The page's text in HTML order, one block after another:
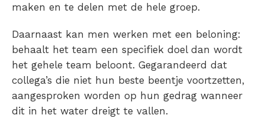
maken en te delen met de hele groep.
Daarnaast kan men werken met een beloning:
behaalt het team een specifiek doel dan wordt
het gehele team beloont. Gegarandeerd dat
collega’s die niet hun beste beentje voortzetten,
aangesproken worden op hun gedrag wanneer
dit in het water dreigt te vallen.